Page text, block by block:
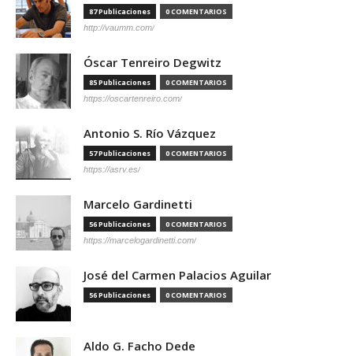
87 Publicaciones 0 COMENTARIOS
http://vaumm.com/
Óscar Tenreiro Degwitz
85 Publicaciones 0 COMENTARIOS
https://oscartenreiro.com/
Antonio S. Río Vázquez
57 Publicaciones 0 COMENTARIOS
https://asrv.es/
Marcelo Gardinetti
56 Publicaciones 0 COMENTARIOS
https://marcelogardinetti.com/
José del Carmen Palacios Aguilar
56 Publicaciones 0 COMENTARIOS
Aldo G. Facho Dede